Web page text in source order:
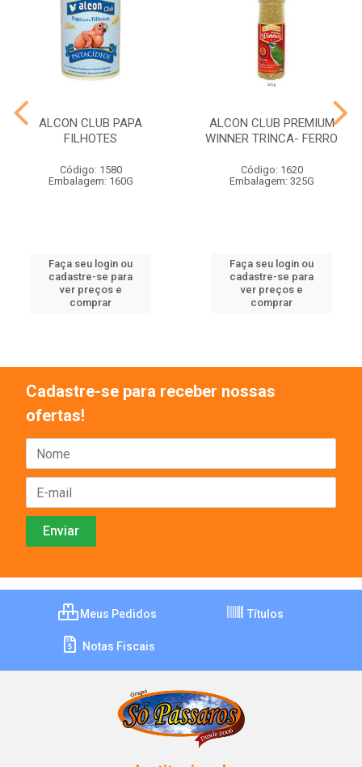
ALCON CLUB PAPA
FILHOTES
Código: 1580
Embalagem: 160G
Faça seu login ou
cadastre-se para
ver preços e
comprar
ALCON CLUB PREMIUM
WINNER TRINCA- FERRO
Código: 1620
Embalagem: 325G
Faça seu login ou
cadastre-se para
ver preços e
comprar
Cadastre-se para receber nossas
ofertas!
Meus Pedidos Títulos
Notas Fiscais